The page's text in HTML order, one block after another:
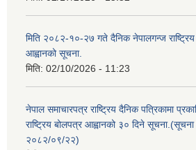
मिति २०८२-१०-२७ गते दैनिक नेपालगन्ज
आह्वानको सूचना.
मिति: 02/10/2026 - 11:23
नेपाल समाचारपत्र राष्ट्रिय दैनिक पत्रिकामा
राष्ट्रिय बोलपत्र आह्वानको ३० दिने सूचना.(सूचना
२०८२/०९/२२)